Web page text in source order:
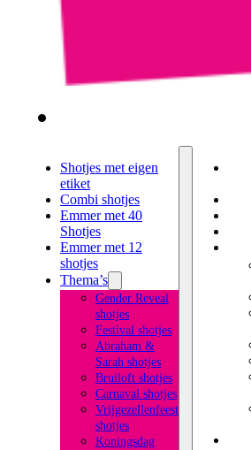
Shotjes met eigen
etiket
Combi shotjes
Emmer met 40
Shotjes
Emmer met 12
shotjes
Thema’s
Gender Reveal
shotjes
Festival shotjes
Abraham &
Sarah shotjes
Bruiloft shotjes
Carnaval shotjes
Vrijgezellenfeest
shotjes
Koningsdag